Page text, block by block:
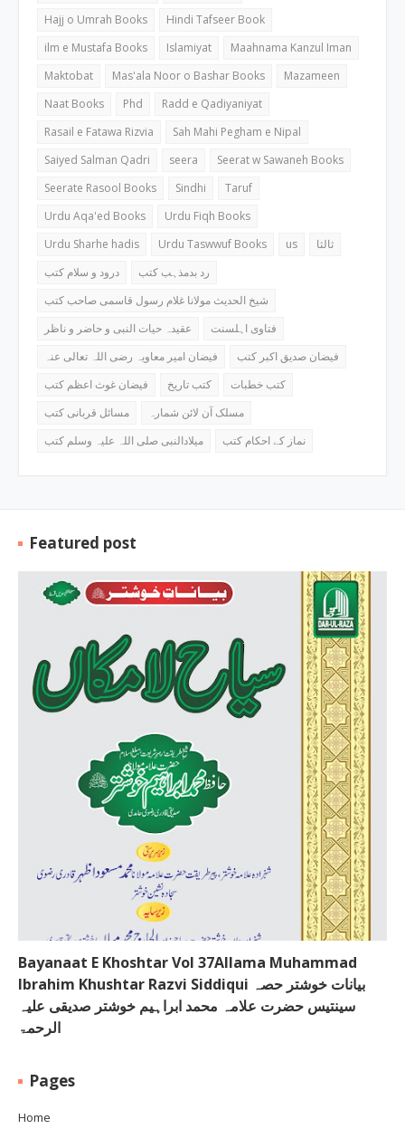
Hajj o Umrah Books
Hindi Tafseer Book
ilm e Mustafa Books
Islamiyat
Maahnama Kanzul Iman
Maktobat
Mas'ala Noor o Bashar Books
Mazameen
Naat Books
Phd
Radd e Qadiyaniyat
Rasail e Fatawa Rizvia
Sah Mahi Pegham e Nipal
Saiyed Salman Qadri
seera
Seerat w Sawaneh Books
Seerate Rasool Books
Sindhi
Taruf
Urdu Aqa'ed Books
Urdu Fiqh Books
Urdu Sharhe hadis
Urdu Taswwuf Books us
ثالثا
درود و سلام کتب
رد بدمذہب کتب
شیخ الحدیث مولانا غلام رسول قاسمی صاحب کتب
عقیدہ حیات النبی و حاضر و ناظر
فتاوی اہلسنت
فیضان امیر معاویہ رضی اللہ تعالی عنہ
فیضان صدیق اکبر کتب
فیضان غوث اعظم کتب
کتب تاریخ
کتب خطبات
مسائل قربانی کتب
مسلک آن لائن شمارہ
میلادالنبی صلی اللہ علیہ وسلم کتب
نماز کے احکام کتب
Featured post
Bayanaat E Khoshtar Vol 37Allama Muhammad
Ibrahim Khushtar Razvi Siddiqui بیانات خوشتر حصہ
سینتیس حضرت علامہ محمد ابراہیم خوشتر صدیقی علیہ
الرحمۃ
Pages
Home